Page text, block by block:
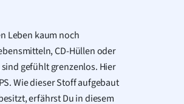
Leben kaum noch
CD-Hüllen oder
gefühlt grenzenlos. Hier
Wie dieser Stoff aufgebaut
erfährst Du in diesem